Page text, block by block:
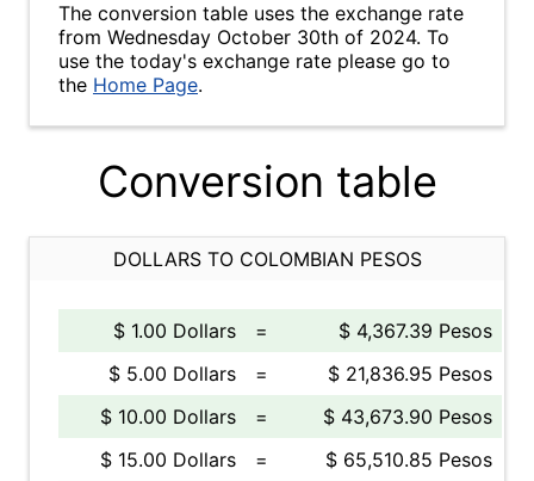
The conversion table uses the exchange rate
from Wednesday October 30th of 2024. To
use the today's exchange rate please go to
the Home Page.
Conversion table
DOLLARS TO COLOMBIAN PESOS
$ 1.00 Dollars =
$ 4,367.39 Pesos
$ 5.00 Dollars
=
$ 21,836.95 Pesos
$ 10.00 Dollars
=
$ 43,673.90 Pesos
$ 15.00 Dollars
=
$ 65,510.85 Pesos